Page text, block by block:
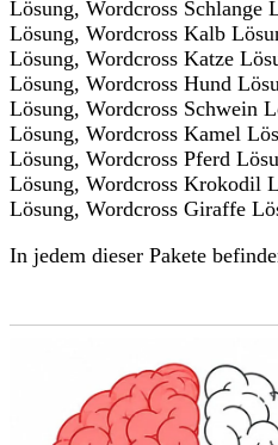
Lösung, Wordcross Schlange
Lösung, Wordcross Kalb
Lösung, Wordcross Katze
Lösung, Wordcross Hund
Lösung, Wordcross Schwein
Lösung, Wordcross Kamel
Lösung, Wordcross Pferd
Lösung, Wordcross Krokodil
Lösung, Wordcross Giraffe
In jedem dieser Pakete